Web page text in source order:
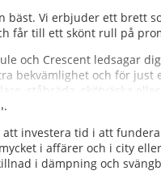
Vi erbjuder ett brett
får till ett skönt rull på
och Crescent ledsagar
bekvämlighet och för
ståbräda, skötväska eller
investera tid i att
i affärer och i city
i dämpning och